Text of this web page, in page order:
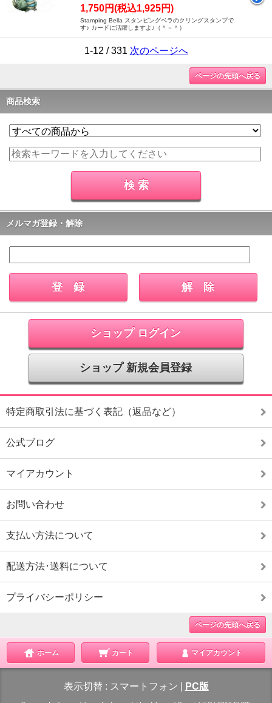
1,750円(税込1,925円)
Stamping Bella スタンピングベラのクリングスタンプで
す♪ カードに活躍しますよ♪（＾－＾）
1-12 / 331 次のページへ
ページの先頭へ戻る
商品検索
メルマガ登録・解除
ショップ ログイン
ショップ 新規会員登録
特定商取引法に基づく表記（返品など）
公式ブログ
マイアカウント
お問い合わせ
支払い方法について
配送方法･送料について
プライバシーポリシー
ページの先頭へ戻る
ホーム カート マイアカウント
表示切替 : スマートフォン PC版